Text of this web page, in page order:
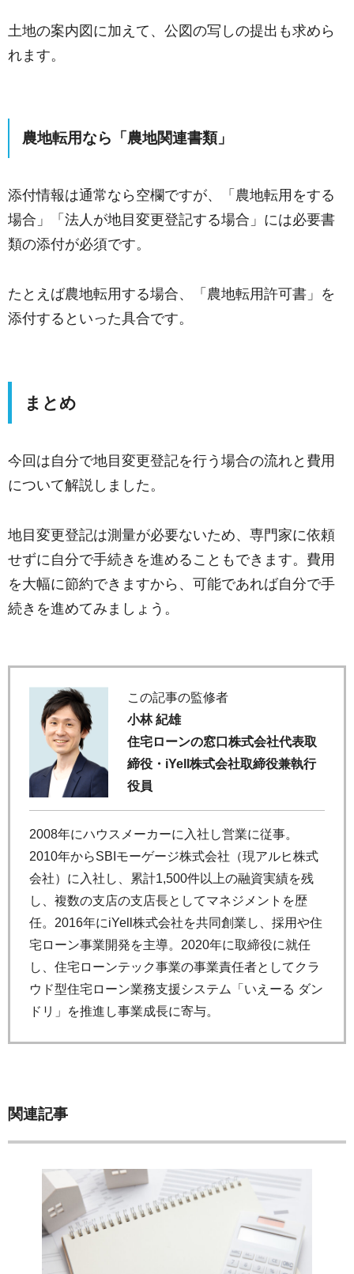
土地の案内図に加えて、公図の写しの提出も求めら
れます。
農地転用なら「農地関連書類」
添付情報は通常なら空欄ですが、「農地転用をする
場合」「法人が地目変更登記する場合」には必要書
類の添付が必須です。
たとえば農地転用する場合、「農地転用許可書」を
添付するといった具合です。
まとめ
今回は自分で地目変更登記を行う場合の流れと費用
について解説しました。
地目変更登記は測量が必要ないため、専門家に依頼
せずに自分で手続きを進めることもできます。費用
を大幅に節約できますから、可能であれば自分で手
続きを進めてみましょう。
この記事の監修者
小林 紀雄
住宅ローンの窓口株式会社代表取
締役・iYell株式会社取締役兼執行
役員
2008年にハウスメーカーに入社し営業に従事。
2010年からSBIモーゲージ株式会社（現アルヒ株式
会社）に入社し、累計1,500件以上の融資実績を残
し、複数の支店の支店長としてマネジメントを歴
任。2016年にiYell株式会社を共同創業し、採用や住
宅ローン事業開発を主導。2020年に取締役に就任
し、住宅ローンテック事業の事業責任者としてクラ
ウド型住宅ローン業務支援システム「いえーる ダン
ドリ」を推進し事業成長に寄与。
関連記事